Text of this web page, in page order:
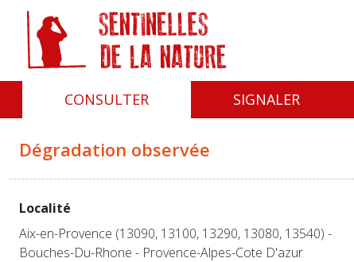
CONSULTER SIGNALER
Dégradation observée
Localité
Aix-en-Provence (13090, 13100, 13290, 13080, 13540) -
Bouches-Du-Rhone - Provence-Alpes-Cote D'azur
Panneau de gestion des cookies